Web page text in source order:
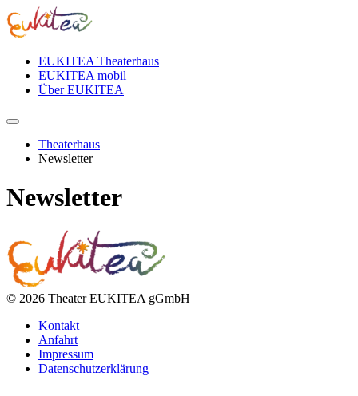
EUKITEA Theaterhaus
EUKITEA mobil
Über EUKITEA
Theaterhaus
Newsletter
Newsletter
© 2026 Theater EUKITEA gGmbH
Kontakt
Anfahrt
Impressum
Datenschutzerklärung